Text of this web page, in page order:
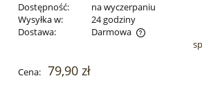
Dostępność:
na wyczerpaniu
Wysyłka w:
24 godziny
Dostawa:
Darmowa
Cena nie zawiera ewentualnych kosztów
Cena: 79,90 zł